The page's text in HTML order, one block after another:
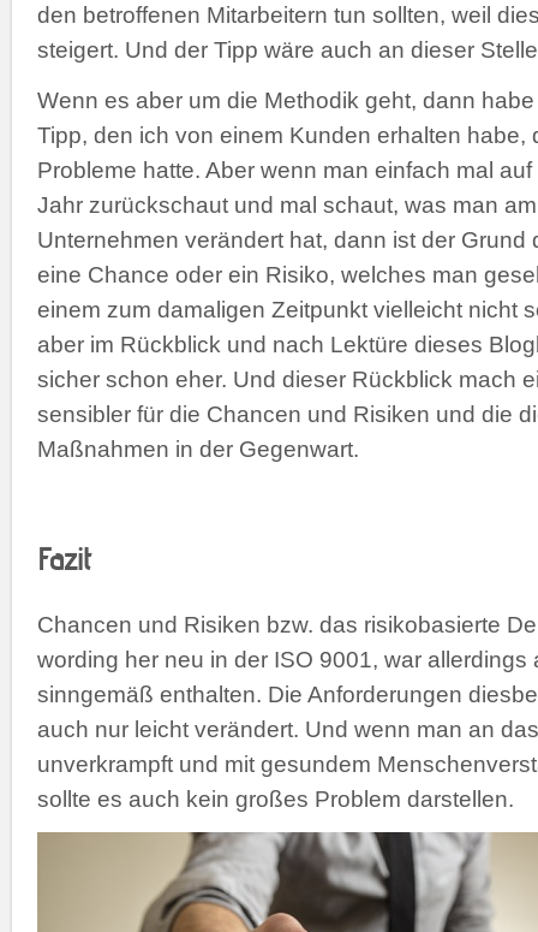
den betroffenen Mitarbeitern tun sollten, weil
steigert. Und der Tipp wäre auch an dieser
Wenn es aber um die Methodik geht, dann
Tipp, den ich von einem Kunden erhalten habe,
Probleme hatte. Aber wenn man einfach mal
Jahr zurückschaut und mal schaut, was man
Unternehmen verändert hat, dann ist der Grund
eine Chance oder ein Risiko, welches man
einem zum damaligen Zeitpunkt vielleicht nicht
aber im Rückblick und nach Lektüre dieses
sicher schon eher. Und dieser Rückblick mach
sensibler für die Chancen und Risiken und die
Maßnahmen in der Gegenwart.
Fazit
Chancen und Risiken bzw. das risikobasierte
wording her neu in der ISO 9001, war allerdings
sinngemäß enthalten. Die Anforderungen
auch nur leicht verändert. Und wenn man an
unverkrampft und mit gesundem
sollte es auch kein großes Problem darstellen.